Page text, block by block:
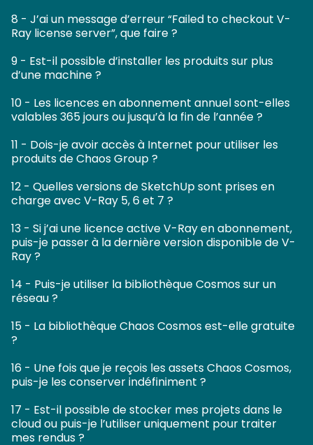
8 - J’ai un message d’erreur “Failed to checkout V-
Ray license server”, que faire ?
9 - Est-il possible d’installer les produits sur plus
d’une machine ?
10 - Les licences en abonnement annuel sont-elles
valables 365 jours ou jusqu’à la fin de l’année ?
11 - Dois-je avoir accès à Internet pour utiliser les
produits de Chaos Group ?
12 - Quelles versions de SketchUp sont prises en
charge avec V-Ray 5, 6 et 7 ?
13 - Si j’ai une licence active V-Ray en abonnement,
puis-je passer à la dernière version disponible de V-
Ray ?
14 - Puis-je utiliser la bibliothèque Cosmos sur un
réseau ?
15 - La bibliothèque Chaos Cosmos est-elle gratuite
?
16 - Une fois que je reçois les assets Chaos Cosmos,
puis-je les conserver indéfiniment ?
17 - Est-il possible de stocker mes projets dans le
cloud ou puis-je l’utiliser uniquement pour traiter
mes rendus ?